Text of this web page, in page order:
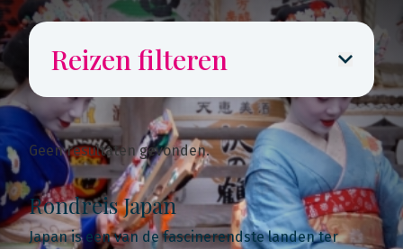
Reizen filteren
Geen resultaten gevonden.
Rondreis Japan
Japan is een van de fascinerendste landen ter